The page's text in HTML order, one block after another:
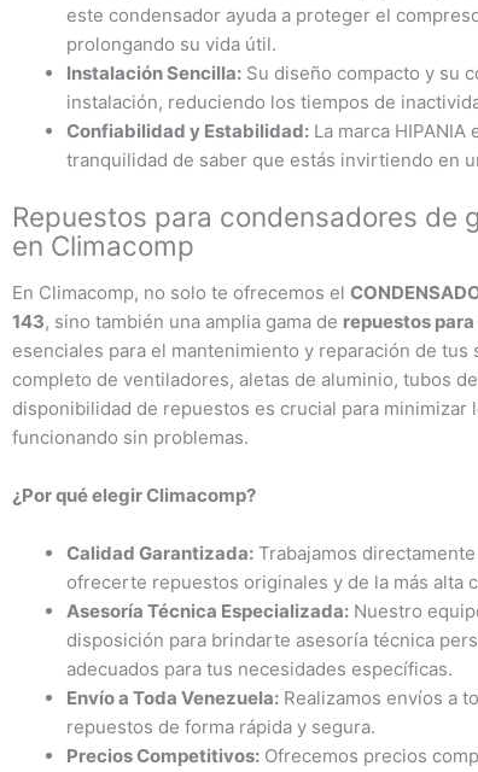
este condensador ayuda a proteger el
prolongando su vida útil.
Instalación Sencilla: Su diseño compacto y su
instalación, reduciendo los tiempos de
Confiabilidad y Estabilidad: La marca
tranquilidad de saber que estás invirtiendo en
Repuestos para condensadores de
en Climacomp
En Climacomp, no solo te ofrecemos el
143, sino también una amplia gama de repuestos
esenciales para el mantenimiento y reparación de
completo de ventiladores, aletas de aluminio, tubos
disponibilidad de repuestos es crucial para
funcionando sin problemas.
¿Por qué elegir Climacomp?
Calidad Garantizada: Trabajamos
ofrecerte repuestos originales y de la más alta
Asesoría Técnica Especializada: Nuestro
disposición para brindarte asesoría técnica
adecuados para tus necesidades específicas.
Envío a Toda Venezuela: Realizamos envíos a
repuestos de forma rápida y segura.
Precios Competitivos: Ofrecemos precios